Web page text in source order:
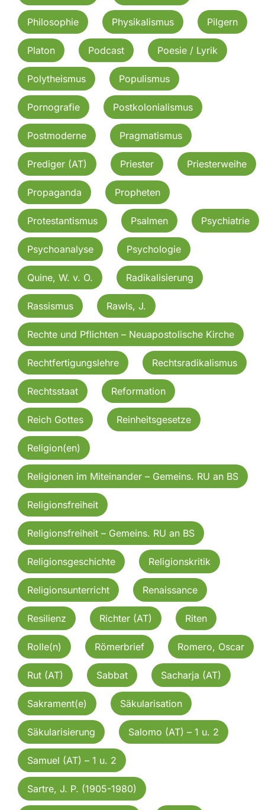
Philosophie Physikalismus Pilgern
Platon Podcast Poesie / Lyrik
Polytheismus Populismus
Pornografie Postkolonialismus
Postmoderne Pragmatismus
Prediger (AT) Priester Priesterweihe
Propaganda Propheten
Protestantismus Psalmen Psychiatrie
Psychoanalyse Psychologie
Quine, W. v. O. Radikalisierung
Rassismus Rawls, J.
Rechte und Pflichten – Neuapostolische Kirche
Rechtfertigungslehre Rechtsradikalismus
Rechtsstaat Reformation
Reich Gottes Reinheitsgesetze
Religion(en)
Religionen im Miteinander – Gemeins. RU an BS
Religionsfreiheit
Religionsfreiheit – Gemeins. RU an BS
Religionsgeschichte Religionskritik
Religionsunterricht Renaissance
Resilienz Richter (AT) Riten
Rolle(n) Römerbrief Romero, Oscar
Rut (AT) Sabbat Sacharja (AT)
Sakrament(e) Säkularisation
Säkularisierung Salomo (AT) – 1 u. 2
Samuel (AT) – 1 u. 2
Sartre, J. P. (1905-1980)